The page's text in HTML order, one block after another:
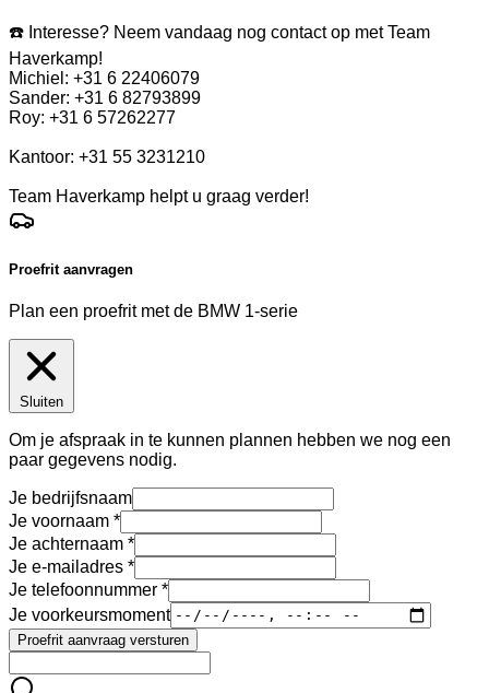
☎️ Interesse? Neem vandaag nog contact op met Team
Haverkamp!
Michiel: +31 6 22406079
Sander: +31 6 82793899
Roy: +31 6 57262277
Kantoor: +31 55 3231210
Team Haverkamp helpt u graag verder!
Proefrit aanvragen
Plan een proefrit met de BMW 1-serie
Sluiten
Om je afspraak in te kunnen plannen hebben we nog een
paar gegevens nodig.
Je bedrijfsnaam
Je voornaam
Je achternaam
Je e-mailadres
Je telefoonnummer
Je voorkeursmoment
Proefrit aanvraag versturen